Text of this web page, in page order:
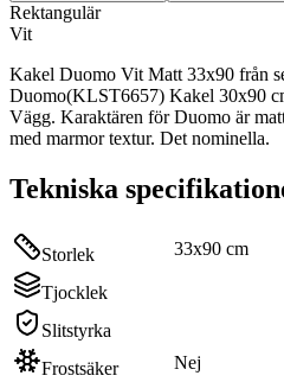
Rektangulär
Vit
Kakel Duomo Vit Matt 33x90 från
Duomo(KLST6657) Kakel 30x90
Vägg. Karaktären för Duomo är
med marmor textur. Det nominella.
Tekniska
Storlek 33x90 cm
Tjocklek
Slitstyrka
Frostsäker
Nej